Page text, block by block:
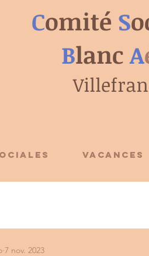
Comité S
Blanc A
VACANCES
7 nov. 2023